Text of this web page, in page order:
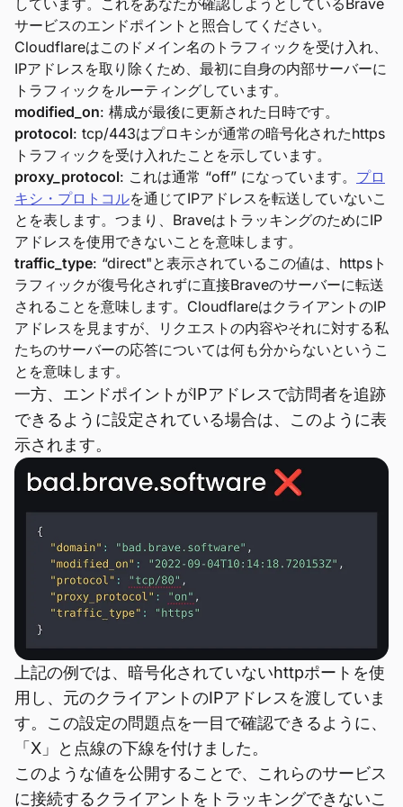
しています。これをあなたが確認しようとしているBrave
サービスのエンドポイントと照合してください。
Cloudflareはこのドメイン名のトラフィックを受け入れ、
IPアドレスを取り除くため、最初に自身の内部サーバーに
トラフィックをルーティングしています。
modified_on: 構成が最後に更新された日時です。
protocol: tcp/443はプロキシが通常の暗号化されたhttps
トラフィックを受け入れたことを示しています。
proxy_protocol: これは通常 “off” になっています。 プロ
キシ・プロトコルを通じてIPアドレスを転送していないこ
とを表します。つまり、BraveはトラッキングのためにIP
アドレスを使用できないことを意味します。
traffic_type: “direct"と表示されているこの値は、httpsト
ラフィックが復号化されずに直接Braveのサーバーに転送
されることを意味します。CloudflareはクライアントのIP
アドレスを見ますが、リクエストの内容やそれに対する私
たちのサーバーの応答については何も分からないというこ
とを意味します。
一方、エンドポイントがIPアドレスで訪問者を追跡
できるように設定されている場合は、このように表
示されます。
上記の例では、暗号化されていないhttpポートを使
用し、元のクライアントのIPアドレスを渡していま
す。この設定の問題点を一目で確認できるように、
「X」と点線の下線を付けました。
このような値を公開することで、これらのサービス
に接続するクライアントをトラッキングできないこ